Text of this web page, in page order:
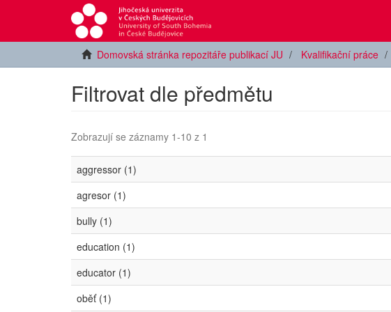
Domovská stránka repozitáře publikací JU Kvalifikační práce
Filtrovat dle předmětu
Zobrazují se záznamy 1-10 z 1
aggressor (1)
agresor (1)
bully (1)
education (1)
educator (1)
oběť (1)